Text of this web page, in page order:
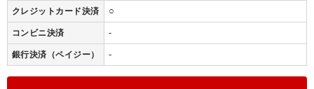
クレジットカード決済 ○
コンビニ決済 -
銀行決済（ペイジー） -